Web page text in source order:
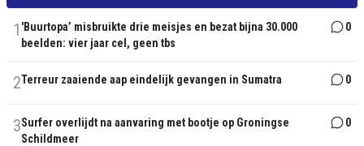
1 'Buurtopa’ misbruikte drie meisjes en bezat bijna 30.000
beelden: vier jaar cel, geen tbs
0
2Terreur zaaiende aap eindelijk gevangen in Sumatra 0
3Surfer overlijdt na aanvaring met bootje op Groningse
Schildmeer
0